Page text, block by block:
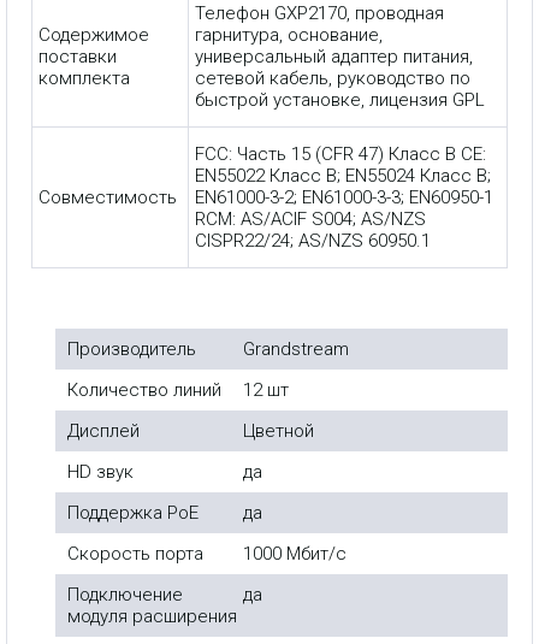
Содержимое
поставки
комплекта
Телефон GXP2170, проводная
гарнитура, основание,
универсальный адаптер питания,
сетевой кабель, руководство по
быстрой установке, лицензия GPL
Совместимость
FCC: Часть 15 (CFR 47) Класс B CE:
EN55022 Класс B; EN55024 Класс B;
EN61000-3-2; EN61000-3-3; EN60950-1
RCM: AS/ACIF S004; AS/NZS
CISPR22/24; AS/NZS 60950.1
Производитель
Grandstream
Количество линий
12 шт
Дисплей
Цветной
HD звук
да
Поддержка PoE
да
Скорость порта
1000 Мбит/с
Подключение
модуля расширения
да